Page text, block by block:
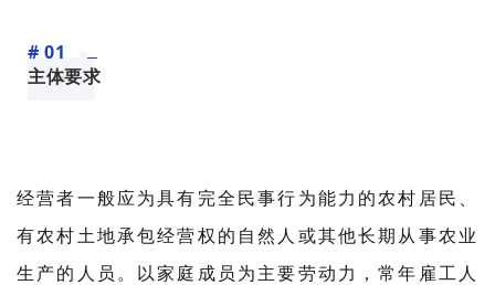
# 01
主体要求
经营者一般应为具有完全民事行为能力的农村居民、
有农村土地承包经营权 的自然人或其他长期从事农业
生产的人员。以家庭成员为主要劳动力，常年雇工人